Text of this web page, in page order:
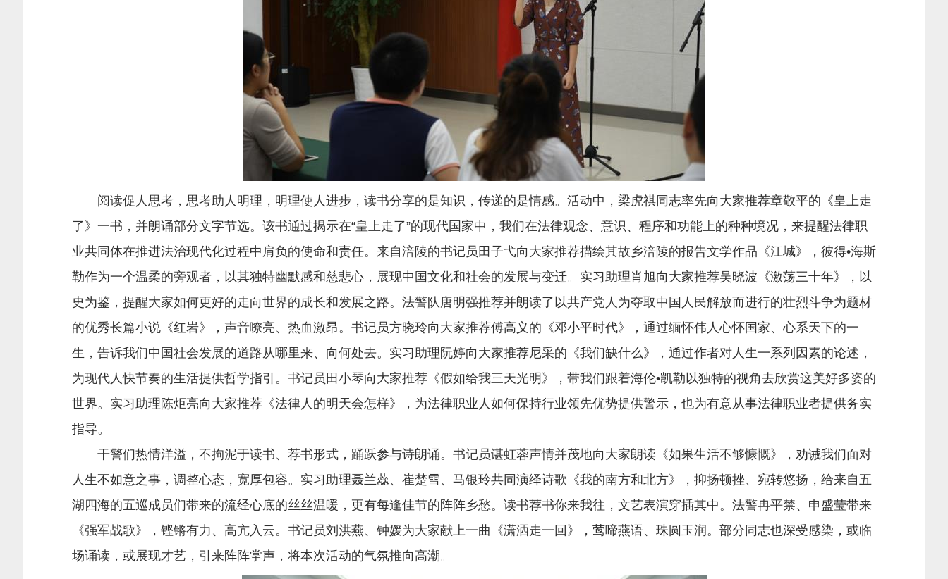
阅读促人思考，思考助人明理，明理使人进步，读书分享的是知识，传递的是情感。活动中，梁虎祺同志率先向大家推荐章敬平的《皇上走
了》一书，并朗诵部分文字节选。该书通过揭示在“皇上走了”的现代国家中，我们在法律观念、意识、程序和功能上的种种境况，来提醒法律职
业共同体在推进法治现代化过程中肩负的使命和责任。来自涪陵的书记员田子弋向大家推荐描绘其故乡涪陵的报告文学作品《江城》，彼得•海斯
勒作为一个温柔的旁观者，以其独特幽默感和慈悲心，展现中国文化和社会的发展与变迁。实习助理肖旭向大家推荐吴晓波《激荡三十年》，以
史为鉴，提醒大家如何更好的走向世界的成长和发展之路。法警队唐明强推荐并朗读了以共产党人为夺取中国人民解放而进行的壮烈斗争为题材
的优秀长篇小说《红岩》，声音嘹亮、热血激昂。书记员方晓玲向大家推荐傅高义的《邓小平时代》，通过缅怀伟人心怀国家、心系天下的一
生，告诉我们中国社会发展的道路从哪里来、向何处去。实习助理阮婷向大家推荐尼采的《我们缺什么》，通过作者对人生一系列因素的论述，
为现代人快节奏的生活提供哲学指引。书记员田小琴向大家推荐《假如给我三天光明》，带我们跟着海伦•凯勒以独特的视角去欣赏这美好多姿的
世界。实习助理陈炬亮向大家推荐《法律人的明天会怎样》，为法律职业人如何保持行业领先优势提供警示，也为有意从事法律职业者提供务实
指导。
干警们热情洋溢，不拘泥于读书、荐书形式，踊跃参与诗朗诵。书记员谌虹蓉声情并茂地向大家朗读《如果生活不够慷慨》，劝诫我们面对
人生不如意之事，调整心态，宽厚包容。实习助理聂兰蕊、崔楚雪、马银玲共同演绎诗歌《我的南方和北方》，抑扬顿挫、宛转悠扬，给来自五
湖四海的五巡成员们带来的流经心底的丝丝温暖，更有每逢佳节的阵阵乡愁。读书荐书你来我往，文艺表演穿插其中。法警冉平禁、申盛莹带来
《强军战歌》，铿锵有力、高亢入云。书记员刘洪燕、钟媛为大家献上一曲《潇洒走一回》，莺啼燕语、珠圆玉润。部分同志也深受感染，或临
场诵读，或展现才艺，引来阵阵掌声，将本次活动的气氛推向高潮。